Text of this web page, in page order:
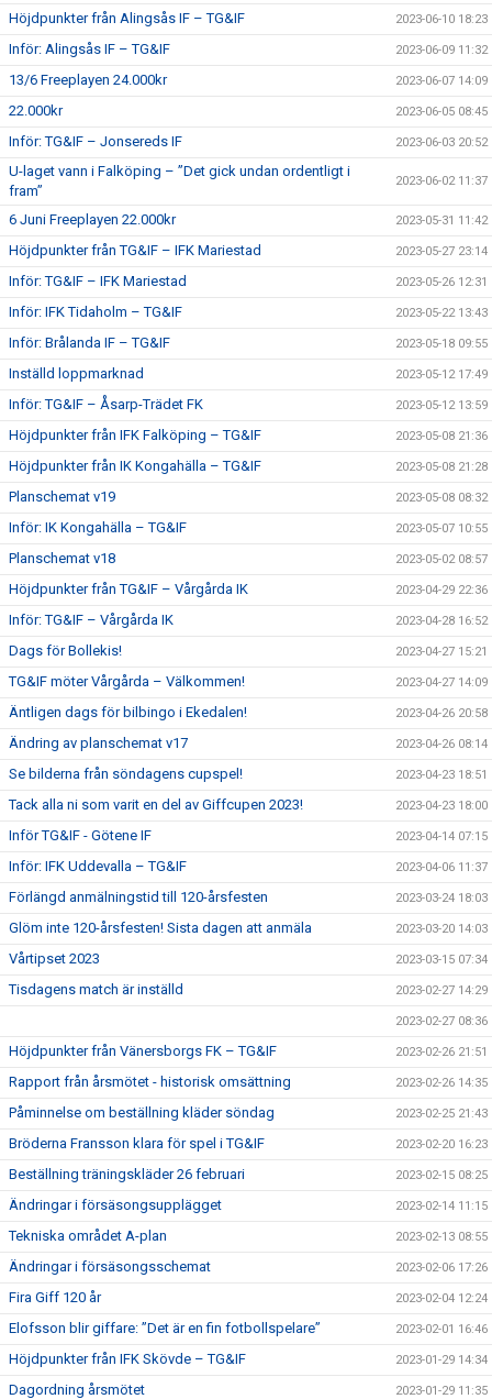
Höjdpunkter från Alingsås IF – TG&IF 2023-06-10 18:23
Inför: Alingsås IF – TG&IF 2023-06-09 11:32
13/6 Freeplayen 24.000kr 2023-06-07 14:09
22.000kr 2023-06-05 08:45
Inför: TG&IF – Jonsereds IF 2023-06-03 20:52
U-laget vann i Falköping – ”Det gick undan ordentligt i
fram”
2023-06-02 11:37
6 Juni Freeplayen 22.000kr 2023-05-31 11:42
Höjdpunkter från TG&IF – IFK Mariestad 2023-05-27 23:14
Inför: TG&IF – IFK Mariestad 2023-05-26 12:31
Inför: IFK Tidaholm – TG&IF 2023-05-22 13:43
Inför: Brålanda IF – TG&IF 2023-05-18 09:55
Inställd loppmarknad 2023-05-12 17:49
Inför: TG&IF – Åsarp-Trädet FK 2023-05-12 13:59
Höjdpunkter från IFK Falköping – TG&IF 2023-05-08 21:36
Höjdpunkter från IK Kongahälla – TG&IF 2023-05-08 21:28
Planschemat v19 2023-05-08 08:32
Inför: IK Kongahälla – TG&IF 2023-05-07 10:55
Planschemat v18 2023-05-02 08:57
Höjdpunkter från TG&IF – Vårgårda IK 2023-04-29 22:36
Inför: TG&IF – Vårgårda IK 2023-04-28 16:52
Dags för Bollekis! 2023-04-27 15:21
TG&IF möter Vårgårda – Välkommen! 2023-04-27 14:09
Äntligen dags för bilbingo i Ekedalen! 2023-04-26 20:58
Ändring av planschemat v17 2023-04-26 08:14
Se bilderna från söndagens cupspel! 2023-04-23 18:51
Tack alla ni som varit en del av Giffcupen 2023! 2023-04-23 18:00
Inför TG&IF - Götene IF 2023-04-14 07:15
Inför: IFK Uddevalla – TG&IF 2023-04-06 11:37
Förlängd anmälningstid till 120-årsfesten 2023-03-24 18:03
Glöm inte 120-årsfesten! Sista dagen att anmäla 2023-03-20 14:03
Vårtipset 2023 2023-03-15 07:34
Tisdagens match är inställd 2023-02-27 14:29
2023-02-27 08:36
Höjdpunkter från Vänersborgs FK – TG&IF 2023-02-26 21:51
Rapport från årsmötet - historisk omsättning 2023-02-26 14:35
Påminnelse om beställning kläder söndag 2023-02-25 21:43
Bröderna Fransson klara för spel i TG&IF 2023-02-20 16:23
Beställning träningskläder 26 februari 2023-02-15 08:25
Ändringar i försäsongsupplägget 2023-02-14 11:15
Tekniska området A-plan 2023-02-13 08:55
Ändringar i försäsongsschemat 2023-02-06 17:26
Fira Giff 120 år 2023-02-04 12:24
Elofsson blir giffare: ”Det är en fin fotbollspelare” 2023-02-01 16:46
Höjdpunkter från IFK Skövde – TG&IF 2023-01-29 14:34
Dagordning årsmötet 2023-01-29 11:35